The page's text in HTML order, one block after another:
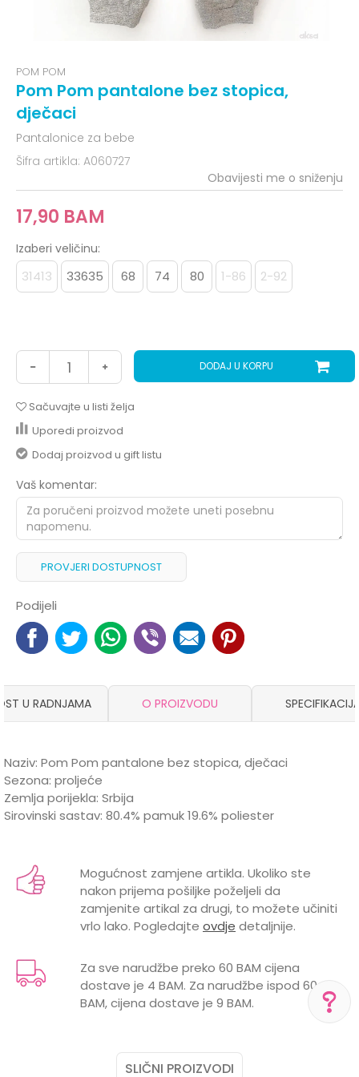
POM POM
Pom Pom pantalone bez stopica,
dječaci
Pantalonice za bebe
Šifra artikla: A060727
17,90 BAM
Obavijesti me o sniženju
Izaberi veličinu:
31413 33635 68 74 80 1-86 2-92
DODAJ U KORPU
Sačuvajte u listi želja
Uporedi proizvod
Dodaj proizvod u gift listu
Vaš komentar:
PROVJERI DOSTUPNOST
Podijeli
Za više informacija,
U RADNJAMA O PROIZVODU
Naziv: Pom Pom pantalone bez stopica, dječaci
Sezona: proljeće
Zemlja porijekla: Srbija
Sirovinski sastav: 80.4% pamuk 19.6% poliester
Kategorija
Pantalonice za bebe
Brend
POM POM
Email
Mogućnost zamjene artikla. Ukoliko ste
nakon prijema pošiljke poželjeli da
zamjenite artikal za drugi, to možete učiniti
vrlo lako. Pogledajte ovdje detaljnije.
Za sve narudžbe preko 60 BAM cijena
dostave je 4 BAM. Za narudžbe ispod 60
BAM, cijena dostave je 9 BAM.
SLIČNI PROIZVODI